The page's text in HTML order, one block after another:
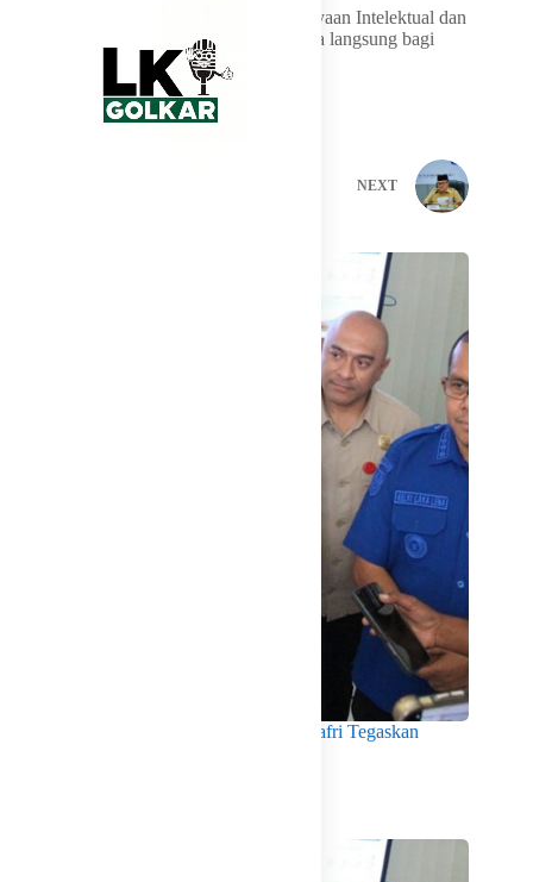
Selain itu, disediakan booth layanan Kekayaan Intelektual dan
Administrasi Hukum Umum (AHU) secara langsung bagi
NEXT
Menko Pangan Tinjau KNMP Untia, Munafri Tegaskan